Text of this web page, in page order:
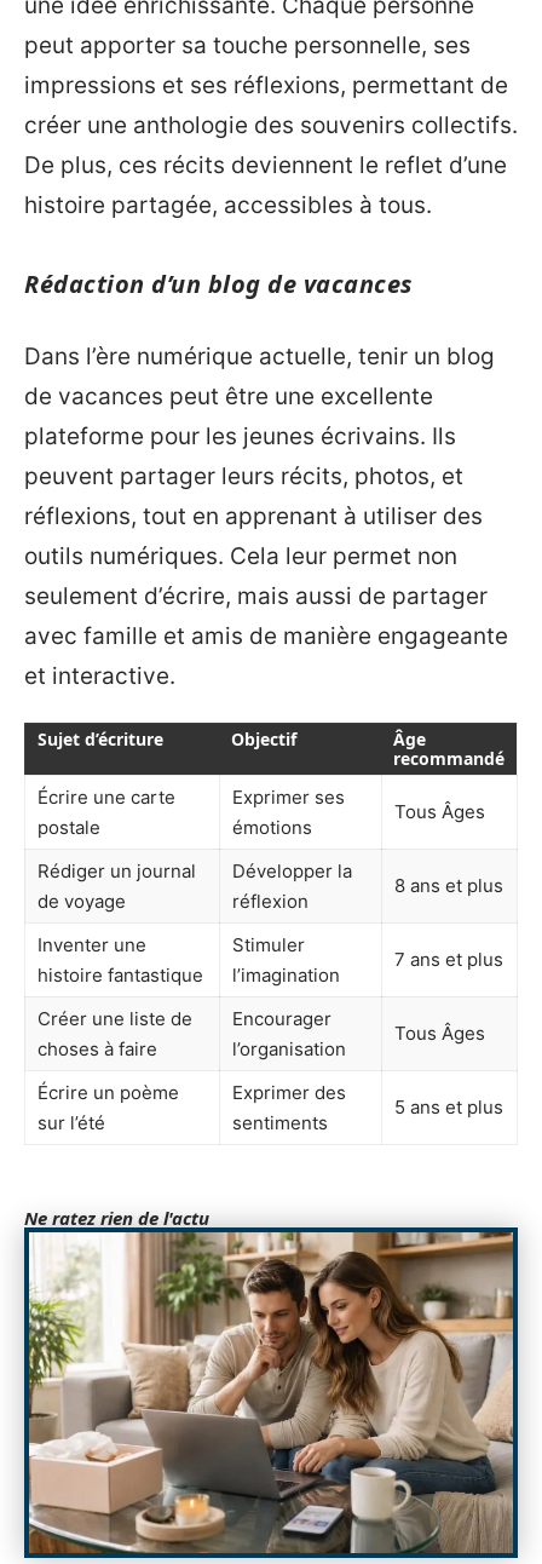
peut apporter sa touche personnelle, ses
impressions et ses réflexions, permettant de
créer une anthologie des souvenirs collectifs.
De plus, ces récits deviennent le reflet d’une
histoire partagée, accessibles à tous.
Rédaction d’un blog de vacances
Dans l’ère numérique actuelle, tenir un blog
de vacances peut être une excellente
plateforme pour les jeunes écrivains. Ils
peuvent partager leurs récits, photos, et
réflexions, tout en apprenant à utiliser des
outils numériques. Cela leur permet non
seulement d’écrire, mais aussi de partager
avec famille et amis de manière engageante
et interactive.
Sujet d’écriture Objectif
Âge
recommandé
Écrire une carte
postale
Exprimer ses
émotions
Tous Âges
Rédiger un journal
de voyage
Développer la
réflexion
8 ans et plus
Inventer une
histoire fantastique
Stimuler
l’imagination
7 ans et plus
Créer une liste de
choses à faire
Encourager
l’organisation
Tous Âges
Écrire un poème
sur l’été
Exprimer des
sentiments
5 ans et plus
Ne ratez rien de l'actu